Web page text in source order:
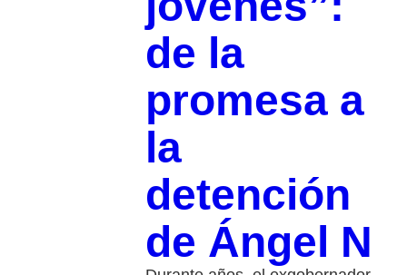
de la
promesa a
la
detención
de Ángel N